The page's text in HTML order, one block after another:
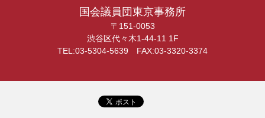
国会議員団東京事務所
〒151-0053
渋谷区代々木1-44-11 1F
TEL:03-5304-5639 FAX:03-3320-3374